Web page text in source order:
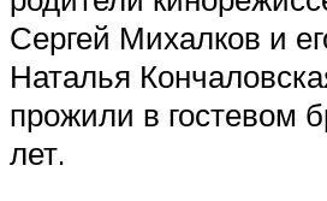
Сергей Михалков и
Наталья
прожили в гостевом
лет.